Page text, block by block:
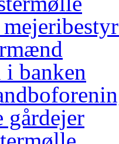
i banken
gårdejer